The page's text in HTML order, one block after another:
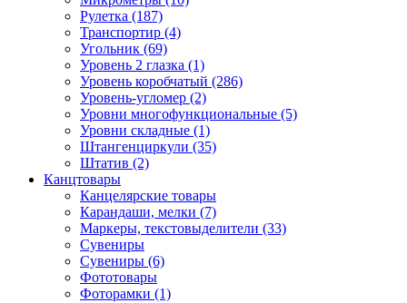
Рулетка (187)
Транспортир (4)
Угольник (69)
Уровень 2 глазка (1)
Уровень коробчатый (286)
Уровень-угломер (2)
Уровни многофункциональные (5)
Уровни складные (1)
Штангенциркули (35)
Штатив (2)
Канцтовары
Канцелярские товары
Карандаши, мелки (7)
Маркеры, текстовыделители (33)
Сувениры
Сувениры (6)
Фототовары
Фоторамки (1)